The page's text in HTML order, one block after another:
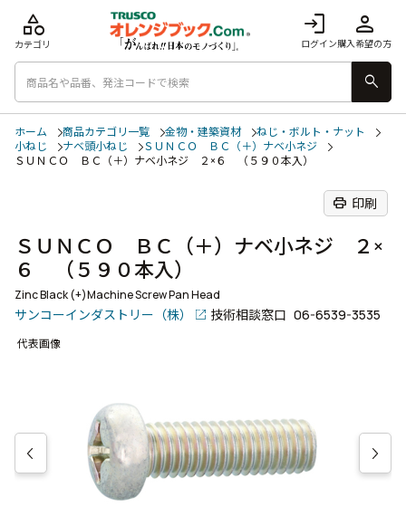
login
ログイン
person
購入希望の方
category
カテゴリ
search
ホーム 商品カテゴリ一覧 金物・建築資材
ねじ・ボルト・ナット
小ねじ
ナベ頭小ねじ
ＳＵＮＣＯ ＢＣ（＋）ナベ小ネジ
ＳＵＮＣＯ ＢＣ（＋）ナベ小ネジ ２×６ （５９０本入）
print 印刷
ＳＵＮＣＯ ＢＣ（＋）ナベ小ネジ ２×
６ （５９０本入）
Zinc Black (+)Machine Screw Pan Head
サンコーインダストリー（株） 技術相談窓口 06-6539-3535
代表画像